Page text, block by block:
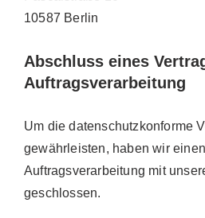
10587 Berlin
Abschluss eines
Auftragsverarbeitung
Um die datenschutzkonforme
gewährleisten, haben wir
Auftragsverarbeitung mit
geschlossen.